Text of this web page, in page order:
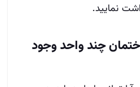
نمایید.
چند واحد وجود